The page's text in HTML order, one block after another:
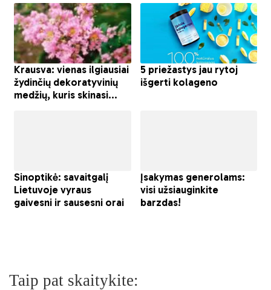
Taip pat skaitykite: